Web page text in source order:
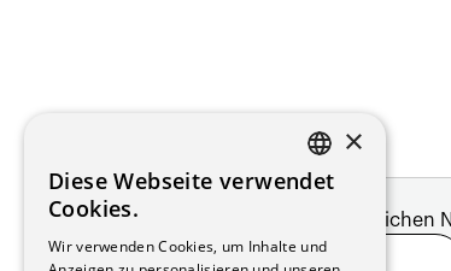
Melde dich für unseren monatlichen
FRENCH
×
Diese Webseite verwendet
Cookies.
Wir verwenden Cookies, um Inhalte und